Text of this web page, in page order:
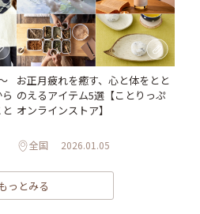
お正月疲れを癒す、心と体をとと
のえるアイテム5選【ことりっぷ
オンラインストア】
全国 2026.01.05
っとみる